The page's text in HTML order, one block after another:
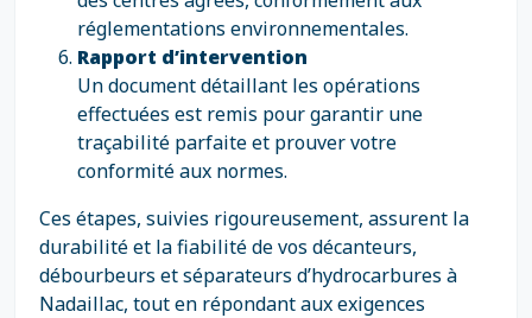
réglementations environnementales.
Rapport d’intervention
Un document détaillant les opérations
effectuées est remis pour garantir une
traçabilité parfaite et prouver votre
conformité aux normes.
Ces étapes, suivies rigoureusement, assurent la
durabilité et la fiabilité de vos décanteurs,
débourbeurs et séparateurs d’hydrocarbures à
Nadaillac, tout en répondant aux exigences